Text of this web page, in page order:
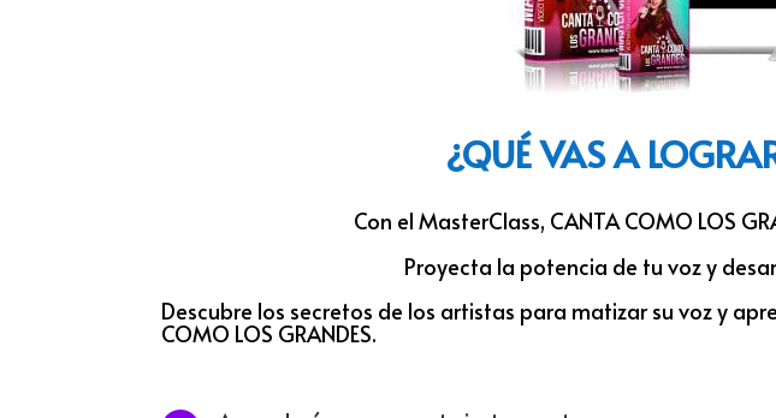
¿QUÉ VAS A
Con el MasterClass, CANTA COMO LOS
Proyecta la potencia de tu voz y
Descubre los secretos de los artistas para matizar su voz y
COMO LOS GRANDES.